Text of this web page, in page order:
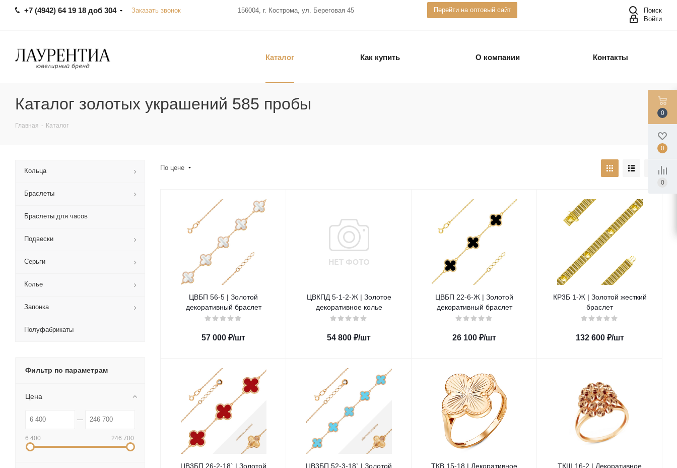
+7 (4942) 64 19 18 доб 304 Заказать звонок 156004, г. Кострома, ул. Береговая 45 Перейти на оптовый сайт
Поиск
Войти
Каталог Как купить О компании Контакты
Каталог золотых украшений 585 пробы
Главная - Каталог
По цене
ЦВБП 56-5 | Золотой
декоративный браслет
57 000 ₽/шт
ЦВКПД 5-1-2-Ж | Золотое
декоративное колье
54 800 ₽/шт
ЦВБП 22-6-Ж | Золотой
декоративный браслет
26 100 ₽/шт
КР3Б 1-Ж | Золотой жесткий
браслет
132 600₽/шт
ЦВ3БП 26-2-18` | Золотой
ЦВ3БП 52-3-18` | Золотой
ТКВ 15-18 | Декоративное
ТКШ 16-2 | Декоративное
Кольца
Браслеты
Браслеты для часов
Подвески
Серьги
Колье
Запонка
Полуфабрикаты
Фильтр по параметрам
Цена
6 400 246 700
0
0
0